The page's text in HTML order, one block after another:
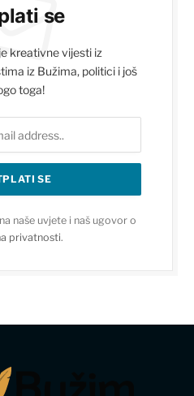
se
kreativne vijesti iz
iz Bužima, politici i još
toga!
naše uvjete i naš ugovor o
privatnosti.